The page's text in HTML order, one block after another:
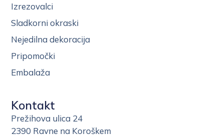
Izrezovalci
Sladkorni okraski
Nejedilna dekoracija
Pripomočki
Embalaža
Kontakt
Prežihova ulica 24
2390 Ravne na Koroškem